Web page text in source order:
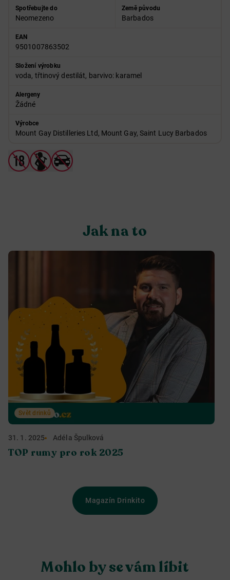
Spotřebujte do
Neomezeno
Země původu
Barbados
EAN
9501007863502
Složení výrobku
voda, třtinový destilát, barvivo: karamel
Alergeny
Žádné
Výrobce
Mount Gay Distilleries Ltd, Mount Gay, Saint Lucy Barbados
Jak na to
Svět drinků
31. 1. 2025 Adéla Špulková
TOP rumy pro rok 2025
Magazín Drinkito
Mohlo by se vám líbit